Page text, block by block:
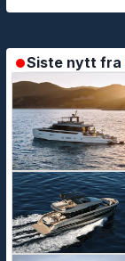
Siste nytt fra